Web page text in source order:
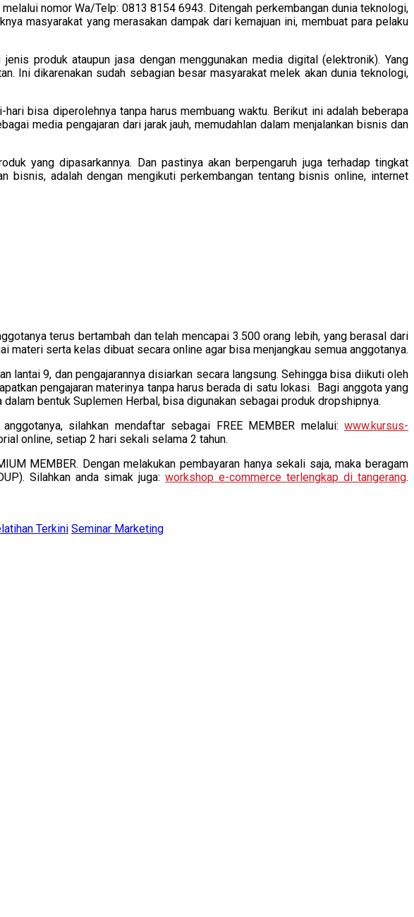
nomor Wa/Telp: 0813 8154 6943. Ditengah perkembangan dunia teknologi,
masyarakat yang merasakan dampak dari kemajuan ini, membuat para pelaku
produk ataupun jasa dengan menggunakan media digital (elektronik). Yang
Ini dikarenakan sudah sebagian besar masyarakat melek akan dunia teknologi,
bisa diperolehnya tanpa harus membuang waktu. Berikut ini adalah beberapa
media pengajaran dari jarak jauh, memudahlan dalam menjalankan bisnis dan
yang dipasarkannya. Dan pastinya akan berpengaruh juga terhadap tingkat
bisnis, adalah dengan mengikuti perkembangan tentang bisnis online, internet
terus bertambah dan telah mencapai 3.500 orang lebih, yang berasal dari
materi serta kelas dibuat secara online agar bisa menjangkau semua anggotanya.
9, dan pengajarannya disiarkan secara langsung. Sehingga bisa diikuti oleh
pengajaran materinya tanpa harus berada di satu lokasi. Bagi anggota yang
bentuk Suplemen Herbal, bisa digunakan sebagai produk dropshipnya.
silahkan mendaftar sebagai FREE MEMBER melalui: www.kursus-
online, setiap 2 hari sekali selama 2 tahun.
MEMBER. Dengan melakukan pembayaran hanya sekali saja, maka beragam
Silahkan anda simak juga:workshop e-commerce terlengkap di tangerang.
Terkini Seminar Marketing